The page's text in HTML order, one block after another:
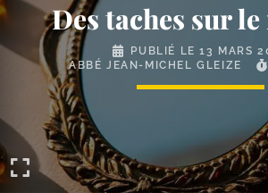
Des taches sur
PUBLIÉ LE13 MARS
ABBÉ JEAN-MICHEL GLEIZE